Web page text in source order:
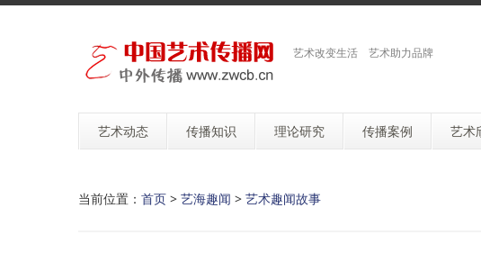
艺术改变生活 艺术助力品牌
艺术动态 传播知识 理论研究 传播案例 艺术
当前位置： 首页 > 艺海趣闻 > 艺术趣闻故事